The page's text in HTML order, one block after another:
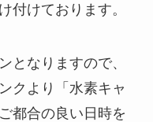
付けております。
となりますので、
クより「水素キャ
都合の良い日時を